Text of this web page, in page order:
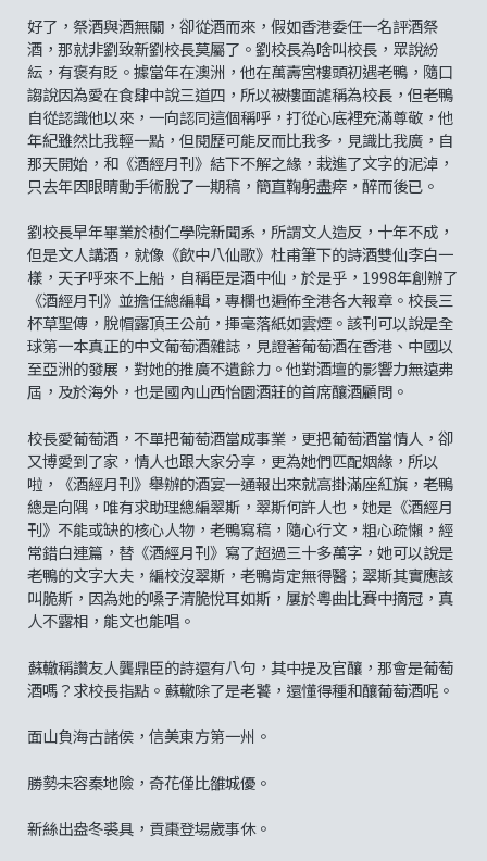
好了，祭酒與酒無關，卻從酒而來，假如香港委任一名評酒祭
酒，那就非劉致新劉校長莫屬了。劉校長為啥叫校長，眾說紛
紜，有褒有貶。據當年在澳洲，他在萬壽宮樓頭初遇老鴨，隨口
謅說因為愛在食肆中說三道四，所以被樓面謔稱為校長，但老鴨
自從認識他以來，一向認同這個稱呼，打從心底裡充滿尊敬，他
年紀雖然比我輕一點，但閱歷可能反而比我多，見識比我廣，自
那天開始，和《酒經月刊》結下不解之緣，栽進了文字的泥淖，
只去年因眼睛動手術脫了一期稿，簡直鞠躬盡瘁，醉而後已。
劉校長早年畢業於樹仁學院新聞系，所謂文人造反，十年不成，
但是文人講酒，就像《飲中八仙歌》杜甫筆下的詩酒雙仙李白一
樣，天子呼來不上船，自稱臣是酒中仙，於是乎，1998年創辦了
《酒經月刊》並擔任總編輯，專欄也遍佈全港各大報章。校長三
杯草聖傳，脫帽露頂王公前，揮毫落紙如雲煙。該刊可以說是全
球第一本真正的中文葡萄酒雜誌，見證著葡萄酒在香港、中國以
至亞洲的發展，對她的推廣不遺餘力。他對酒壇的影響力無遠弗
屆，及於海外，也是國內山西怡園酒莊的首席釀酒顧問。
校長愛葡萄酒，不單把葡萄酒當成事業，更把葡萄酒當情人，卻
又博愛到了家，情人也跟大家分享，更為她們匹配姻緣，所以
啦，《酒經月刊》舉辦的酒宴一通報出來就高掛滿座紅旗，老鴨
總是向隅，唯有求助理總編翠斯，翠斯何許人也，她是《酒經月
刊》不能或缺的核心人物，老鴨寫稿，隨心行文，粗心疏懶，經
常錯白連篇，替《酒經月刊》寫了超過三十多萬字，她可以說是
老鴨的文字大夫，編校沒翠斯，老鴨肯定無得醫；翠斯其實應該
叫脆斯，因為她的嗓子清脆悅耳如斯，屢於粵曲比賽中摘冠，真
人不露相，能文也能唱。
蘇轍稱讚友人龔鼎臣的詩還有八句，其中提及官釀，那會是葡萄
酒嗎？求校長指點。蘇轍除了是老饕，還懂得種和釀葡萄酒呢。
面山負海古諸侯，信美東方第一州。
勝勢未容秦地險，奇花僅比雒城優。
新絲出盎冬裘具，貢棗登場歲事休。